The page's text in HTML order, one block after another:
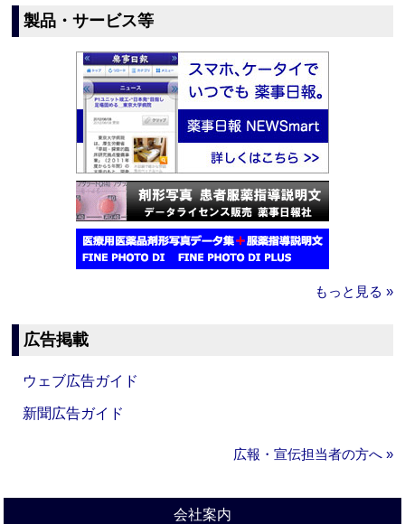
製品・サービス等
もっと見る »
広告掲載
ウェブ広告ガイド
新聞広告ガイド
広報・宣伝担当者の方へ »
会社案内